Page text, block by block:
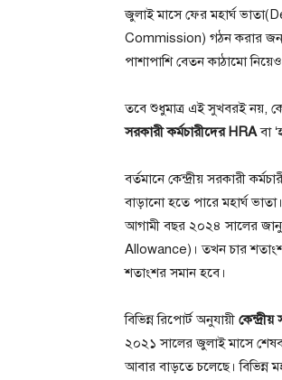
জুলাই মাসে ফের মহার্ঘ
Commission) গঠন করার জন্য
পাশাপাশি বেতন কাঠামো
তবে শুধুমাত্র এই সুখবরই নয়,
সরকারী কর্মচারীদের HRAবা
বর্তমানে কেন্দ্রীয় সরকারী
বাড়ানো হতে পারে মহার্ঘ ভাতা।
আগামী বছর ২০২৪ সালের
Allowance)। তখন চার শতাংশ
শতাংশর সমান হবে।
বিভিন্ন রিপোর্ট অনুযায়ী
২০২১ সালের জুলাই মাসে
আবার বাড়তে চলেছে।